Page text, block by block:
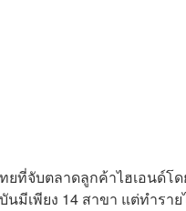
ยที่จับตลาดลูกค้าไฮเอนด์โ
มีเพียง 14 สาขา แต่ทำราย